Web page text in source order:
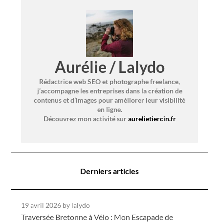
Aurélie / Lalydo
Rédactrice web SEO et photographe freelance,
j’accompagne les entreprises dans la création de
contenus et d’images pour améliorer leur visibilité
en ligne.
Découvrez mon activité suraurelietiercin.fr
Derniers articles
19 avril 2026 by lalydo
Traversée Bretonne à Vélo : Mon Escapade de